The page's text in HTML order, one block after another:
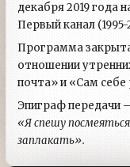
декабря 2019 года
Первый канал (1995-
Программа
отношении
почта» и «Сам себе
Эпиграф передачи
«Я спешу
заплакать».